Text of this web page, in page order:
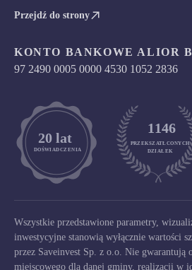
Przejdź do strony
KONTO BANKOWE ALIOR
97 2490 0005 0000 4530 1052 2836
DOŚWIADCZENIA
	20 lat
1146
PRZEKSZATŁCONYCH
DZIAŁEK
Wszystkie przedstawione parametry,
inwestycyjne stanowią wyłącznie wartości
przez Saveinvest Sp. z o.o. Nie gwarantują
miejscowego dla danej gminy, realizacji w